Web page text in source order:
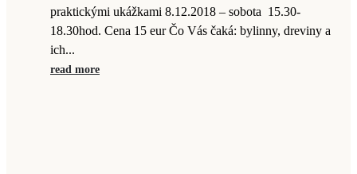
praktickými ukážkami 8.12.2018 – sobota 15.30-
18.30hod. Cena 15 eur Čo Vás čaká: bylinny, dreviny a
ich...
read more